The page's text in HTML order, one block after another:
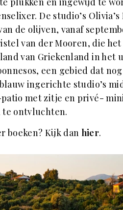
De studio’s Olivia’s
de olijven, vanaf
van der Mooren, die het
van Griekenland in het
een gebied dat
ingerichte studio’s
met zitje en privé-
te ontvluchten.
boeken? Kijk dan hier.